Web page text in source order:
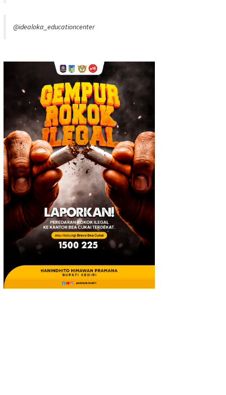
@idealoka_educationcenter